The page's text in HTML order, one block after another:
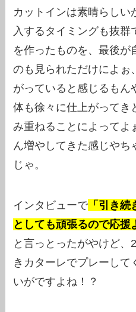
カットインは素晴らしい
入するタイミングも抜群
を作ったものを、最後
のも見られただけによぉ
がっていると感じるもん
体も徐々に仕上がってき
み重ねることによってよ
ん増やしてきた感じやち
じゃ。
インタビューで 「引き
としても頑張るので応援
と言っとったがやけど
きカターレでプレーし
いがですよね！？